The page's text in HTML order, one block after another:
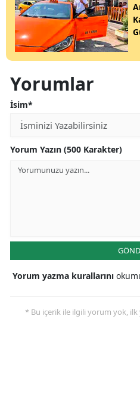
Yorumlar
İsim*
Yorum Yazın (500 Karakter)
Yorum yazma kurallarını
* Bu içerik ile ilgili yorum yok, ilk